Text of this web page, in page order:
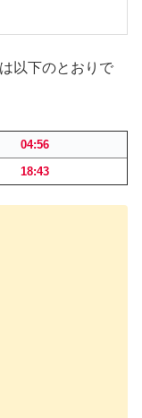
以下のとおりで
04:56
18:43